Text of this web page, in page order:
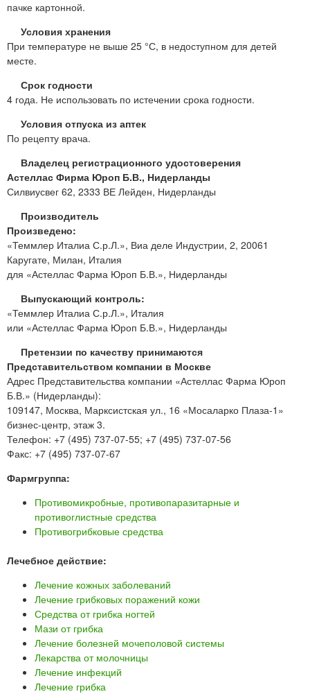
пачке картонной.
Условия хранения
При температуре не выше 25 °С, в недоступном для детей
месте.
Срок годности
4 года. Не использовать по истечении срока годности.
Условия отпуска из аптек
По рецепту врача.
Владелец регистрационного удостоверения
Астеллас Фирма Юроп Б.В., Нидерланды
Силвиусвег 62, 2333 ВЕ Лейден, Нидерланды
Производитель
Произведено:
«Теммлер Италиа С.р.Л.», Виа деле Индустрии, 2, 20061
Каругате, Милан, Италия
для «Астеллас Фарма Юроп Б.В.», Нидерланды
Выпускающий контроль:
«Теммлер Италиа С.р.Л.», Италия
или «Астеллас Фарма Юроп Б.В.», Нидерланды
Претензии по качеству принимаются
Представительством компании в Москве
Адрес Представительства компании «Астеллас Фарма Юроп
Б.В.» (Нидерланды):
109147, Москва, Марксистская ул., 16 «Мосаларко Плаза-1»
бизнес-центр, этаж 3.
Телефон: +7 (495) 737-07-55; +7 (495) 737-07-56
Факс: +7 (495) 737-07-67
Фармгруппа:
Противомикробные, противопаразитарные и
противоглистные средства
Противогрибковые средства
Лечебное действие:
Лечение кожных заболеваний
Лечение грибковых поражений кожи
Средства от грибка ногтей
Мази от грибка
Лечение болезней мочеполовой системы
Лекарства от молочницы
Лечение инфекций
Лечение грибка